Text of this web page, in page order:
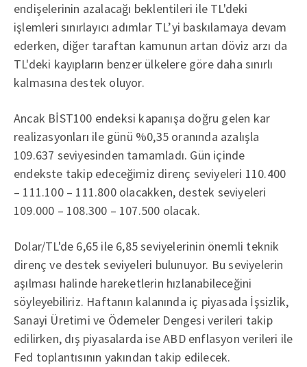
endişelerinin azalacağı beklentileri ile TL'deki
işlemleri sınırlayıcı adımlar TL’yi baskılamaya devam
ederken, diğer taraftan kamunun artan döviz arzı da
TL'deki kayıpların benzer ülkelere göre daha sınırlı
kalmasına destek oluyor.
Ancak BİST100 endeksi kapanışa doğru gelen kar
realizasyonları ile günü %0,35 oranında azalışla
109.637 seviyesinden tamamladı. Gün içinde
endekste takip edeceğimiz direnç seviyeleri 110.400
– 111.100 – 111.800 olacakken, destek seviyeleri
109.000 – 108.300 – 107.500 olacak.
Dolar/TL'de 6,65 ile 6,85 seviyelerinin önemli teknik
direnç ve destek seviyeleri bulunuyor. Bu seviyelerin
aşılması halinde hareketlerin hızlanabileceğini
söyleyebiliriz. Haftanın kalanında iç piyasada İşsizlik,
Sanayi Üretimi ve Ödemeler Dengesi verileri takip
edilirken, dış piyasalarda ise ABD enflasyon verileri ile
Fed toplantısının yakından takip edilecek.